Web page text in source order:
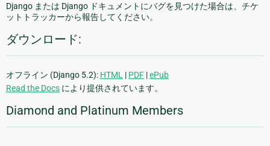
Django または Django ドキュメントにバグを見つけた場合は、チケ
ットトラッカーから報告してください。
ダウンロード:
オフライン (Django 5.2): HTML | PDF |ePub
Read the Docs により提供されています。
Diamond and Platinum Members